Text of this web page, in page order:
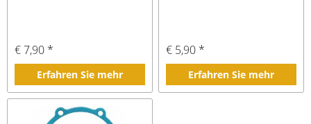
€ 7,90 *
Erfahren Sie mehr
€ 5,90 *
Erfahren Sie mehr